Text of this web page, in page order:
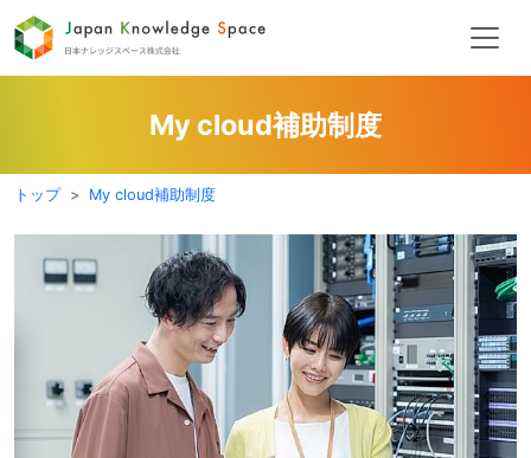
My cloud補助制度
トップ My cloud補助制度